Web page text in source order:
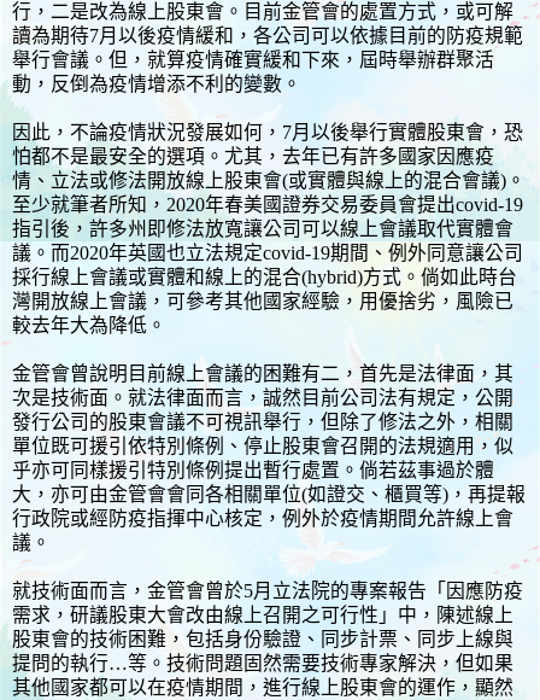
行，二是改為線上股東會。目前金管會的處置方式，或可解
讀為期待7月以後疫情緩和，各公司可以依據目前的防疫規範
舉行會議。但，就算疫情確實緩和下來，屆時舉辦群聚活
動，反倒為疫情增添不利的變數。
因此，不論疫情狀況發展如何，7月以後舉行實體股東會，恐
怕都不是最安全的選項。尤其，去年已有許多國家因應疫
情、立法或修法開放線上股東會(或實體與線上的混合會議)。
至少就筆者所知，2020年春美國證券交易委員會提出covid-19
指引後，許多州即修法放寬讓公司可以線上會議取代實體會
議。而2020年英國也立法規定covid-19期間、例外同意讓公司
採行線上會議或實體和線上的混合(hybrid)方式。倘如此時台
灣開放線上會議，可參考其他國家經驗，用優捨劣，風險已
較去年大為降低。
金管會曾說明目前線上會議的困難有二，首先是法律面，其
次是技術面。就法律面而言，誠然目前公司法有規定，公開
發行公司的股東會議不可視訊舉行，但除了修法之外，相關
單位既可援引依特別條例、停止股東會召開的法規適用，似
乎亦可同樣援引特別條例提出暫行處置。倘若茲事過於體
大，亦可由金管會會同各相關單位(如證交、櫃買等)，再提報
行政院或經防疫指揮中心核定，例外於疫情期間允許線上會
議。
就技術面而言，金管會曾於5月立法院的專案報告「因應防疫
需求，研議股東大會改由線上召開之可行性」中，陳述線上
股東會的技術困難，包括身份驗證、同步計票、同步上線與
提問的執行…等。技術問題固然需要技術專家解決，但如果
其他國家都可以在疫情期間，進行線上股東會的運作，顯然